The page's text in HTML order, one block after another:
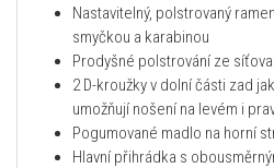
Nastavitelný, polstrovaný
smyčkou a karabinou
Prodyšné polstrování ze
2 D-kroužky v dolní části zad
umožňují nošení na levém i
Pogumované madlo na horní
Hlavní přihrádka s